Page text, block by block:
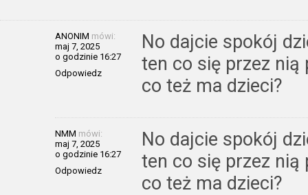
ANONIM mówi:
maj 7, 2025
o godzinie 16:27
Odpowiedz
No dajcie spokój
ten co się przez nią
co też ma dzieci?
NMM mówi:
maj 7, 2025
o godzinie 16:27
Odpowiedz
No dajcie spokój
ten co się przez nią
co też ma dzieci?